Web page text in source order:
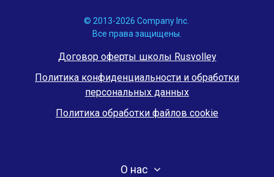
© 2013-2026 Company Inc.
Все права защищены.
Договор оферты школы Rusvolley
Политика конфиденциальности и обработки
персональных данных
Политика обработки файлов cookie
О нас